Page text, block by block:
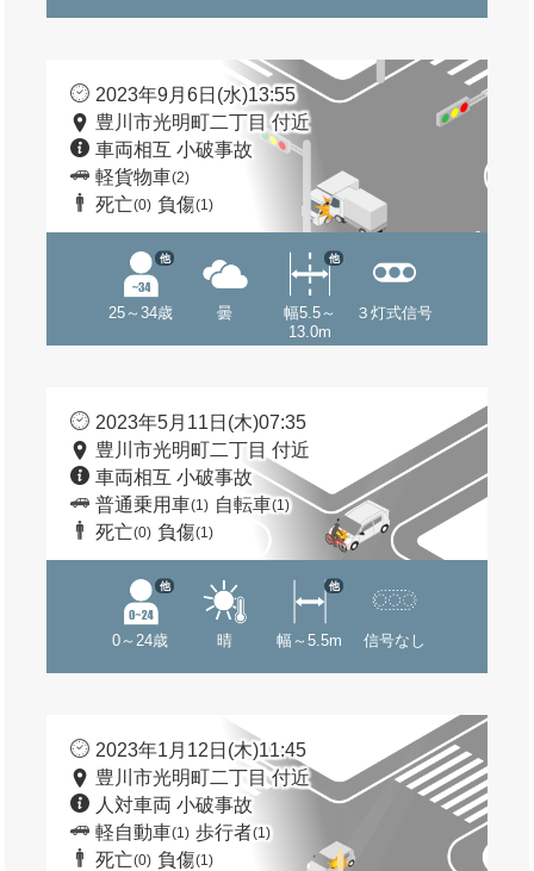
2023年9月6日(水)13:55
豊川市光明町二丁目 付近
車両相互 小破事故
軽貨物車(2)
死亡(0) 負傷(1)
25～34歳
他
曇
幅5.5～
13.0m
他
３灯式信号
2023年5月11日(木)07:35
豊川市光明町二丁目 付近
車両相互 小破事故
普通乗用車(1) 自転車(1)
死亡(0) 負傷(1)
0～24歳
他
晴 幅～5.5m
他
信号なし
2023年1月12日(木)11:45
豊川市光明町二丁目 付近
人対車両 小破事故
軽自動車(1) 歩行者(1)
死亡(0) 負傷(1)